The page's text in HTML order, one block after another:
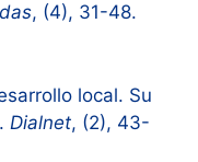
, (4), 31-48.
local. Su
Dialnet, (2), 43-